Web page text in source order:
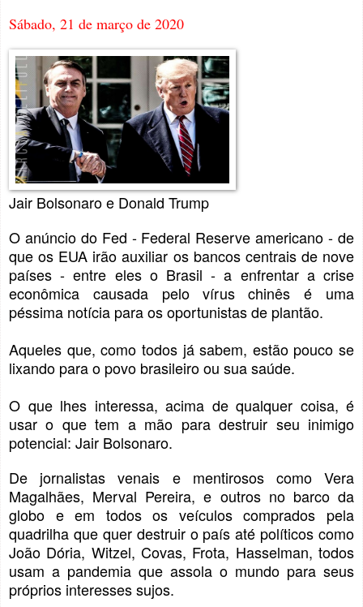
Sábado, 21 de março de 2020
Jair Bolsonaro e Donald Trump
O anúncio do Fed - Federal Reserve americano - de
que os EUA irão auxiliar os bancos centrais de nove
países - entre eles o Brasil - a enfrentar a crise
econômica causada pelo vírus chinês é uma
péssima notícia para os oportunistas de plantão.
Aqueles que, como todos já sabem, estão pouco se
lixando para o povo brasileiro ou sua saúde.
O que lhes interessa, acima de qualquer coisa, é
usar o que tem a mão para destruir seu inimigo
potencial: Jair Bolsonaro.
De jornalistas venais e mentirosos como Vera
Magalhães, Merval Pereira, e outros no barco da
globo e em todos os veículos comprados pela
quadrilha que quer destruir o país até políticos como
João Dória, Witzel, Covas, Frota, Hasselman, todos
usam a pandemia que assola o mundo para seus
próprios interesses sujos.